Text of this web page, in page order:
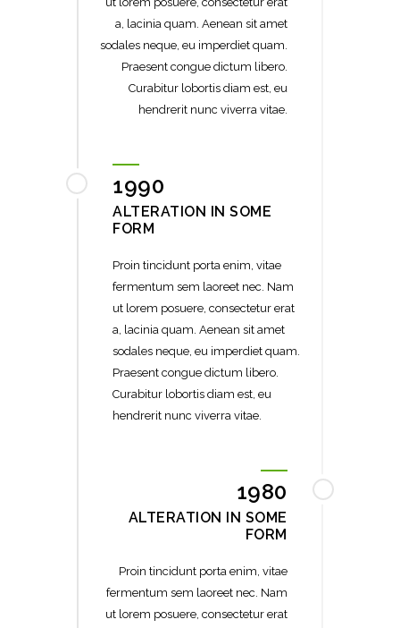
a, lacinia quam. Aenean sit amet
sodales neque, eu imperdiet quam.
Praesent congue dictum libero.
Curabitur lobortis diam est, eu
hendrerit nunc viverra vitae.
1990
ALTERATION IN SOME
FORM
Proin tincidunt porta enim, vitae
fermentum sem laoreet nec. Nam
ut lorem posuere, consectetur erat
a, lacinia quam. Aenean sit amet
sodales neque, eu imperdiet quam.
Praesent congue dictum libero.
Curabitur lobortis diam est, eu
hendrerit nunc viverra vitae.
1980
ALTERATION IN SOME
FORM
Proin tincidunt porta enim, vitae
fermentum sem laoreet nec. Nam
ut lorem posuere, consectetur erat